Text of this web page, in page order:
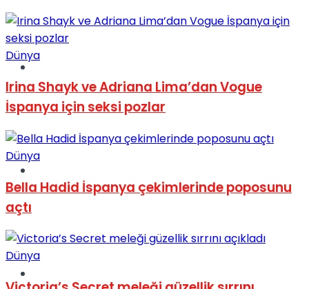
View All Result
Dünya
Irina Shayk ve Adriana Lima’dan Vogue
İspanya için seksi pozlar
Dünya
Bella Hadid İspanya çekimlerinde poposunu
açtı
Dünya